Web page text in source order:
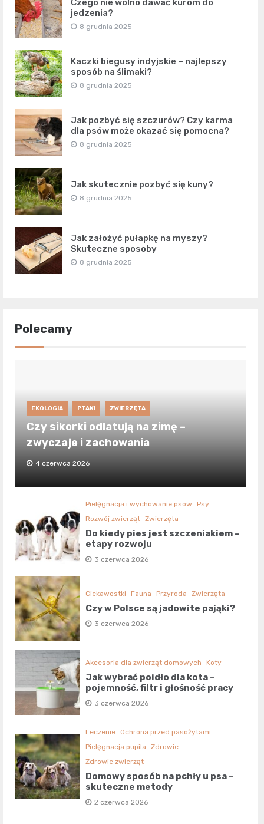
Czego nie wolno dawać kurom do
jedzenia?
8 grudnia 2025
Kaczki biegusy indyjskie – najlepszy
sposób na ślimaki?
8 grudnia 2025
Jak pozbyć się szczurów? Czy karma
dla psów może okazać się pomocna?
8 grudnia 2025
Jak skutecznie pozbyć się kuny?
8 grudnia 2025
Jak założyć pułapkę na myszy?
Skuteczne sposoby
8 grudnia 2025
Polecamy
EKOLOGIA PTAKI ZWIERZĘTA
Czy sikorki odlatują na zimę –
zwyczaje i zachowania
4 czerwca 2026
Pielęgnacja i wychowanie psów
Psy
Rozwój zwierząt Zwierzęta
Do kiedy pies jest szczeniakiem –
etapy rozwoju
3 czerwca 2026
Ciekawostki Fauna Przyroda Zwierzęta
Czy w Polsce są jadowite pająki?
3 czerwca 2026
Akcesoria dla zwierząt domowych Koty
Jak wybrać poidło dla kota –
pojemność, filtr i głośność pracy
3 czerwca 2026
Leczenie
Ochrona przed pasożytami
Pielęgnacja pupila
Zdrowie
Zdrowie zwierząt
Domowy sposób na pchły u psa –
skuteczne metody
2 czerwca 2026